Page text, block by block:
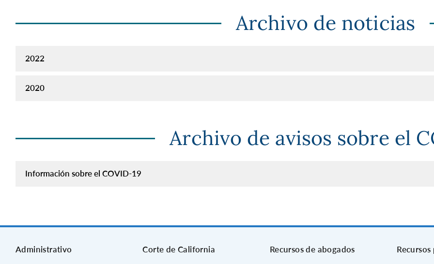
Archivo de noticias
2022
2020
Archivo de avisos sobre el
Información sobre el COVID-19
Administrativo Corte de California Recursos de abogados